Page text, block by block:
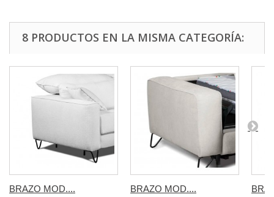
8 PRODUCTOS EN LA MISMA CATEGORÍA:
BRAZO MOD.... BRAZO MOD....